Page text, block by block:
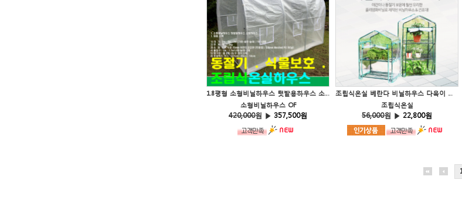
1.8평형 소형비닐하우스 텃밭용하우스 소형하우스
소형비닐하우스 OF
420,000원 ▶ 357,500원
조립식온실 베란다 비닐하우스 다육이 난초하우스 텃밭하우스 고추하우스 미니온실
조립식온실
56,000원 ▶ 22,800원